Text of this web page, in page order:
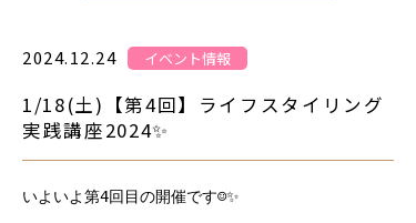
2024.12.24 イベント情報
1/18(土)【第4回】ライフスタイリング
実践講座2024✨
いよいよ第4回目の開催です☺✨